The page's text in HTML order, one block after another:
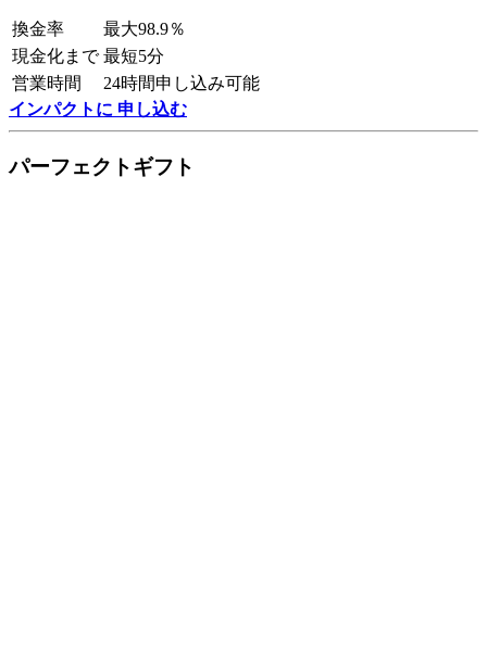
換金率
最大98.9％
現金化まで 最短5分
営業時間
24時間申し込み可能
インパクトに 申し込む
パーフェクトギフト